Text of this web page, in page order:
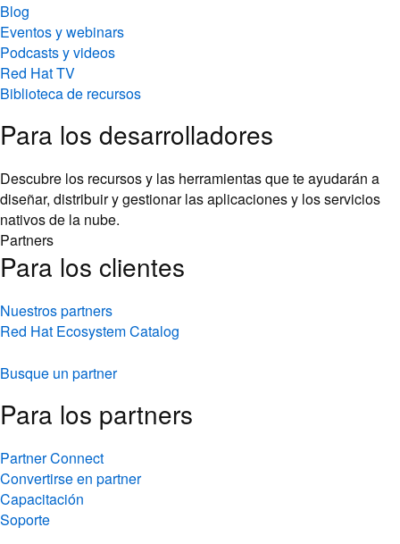
Blog
Eventos y webinars
Podcasts y videos
Red Hat TV
Biblioteca de recursos
Para los desarrolladores
Descubre los recursos y las herramientas que te ayudarán a
diseñar, distribuir y gestionar las aplicaciones y los servicios
nativos de la nube.
Partners
Para los clientes
Nuestros partners
Red Hat Ecosystem Catalog
Busque un partner
Para los partners
Partner Connect
Convertirse en partner
Capacitación
Soporte